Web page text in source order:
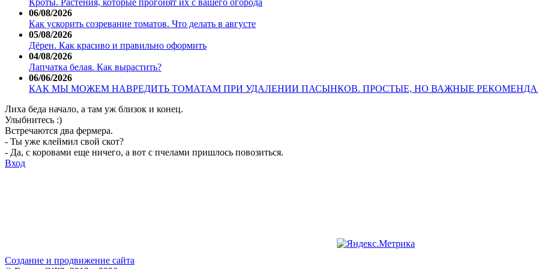
06/08/2026
Как ускорить созревание томатов. Что делать в августе
05/08/2026
Дёрен. Как красиво и правильно оформить
04/08/2026
Лапчатка белая. Как вырастить?
06/06/2026
КАК МЫ МОЖЕМ НАВРЕДИТЬ ТОМАТАМ ПРИ УДАЛЕНИИ ПАСЫНКОВ. ПРОСТЫЕ, НО ВАЖНЫЕ
Лиха беда начало, а там уж близок и конец.
Улыбнитесь :)
Встречаются два фермера.
- Ты уже клеймил свой скот?
- Да, с коровами еще ничего, а вот с пчелами пришлось повозиться.
Вход
Создание и продвижение сайта